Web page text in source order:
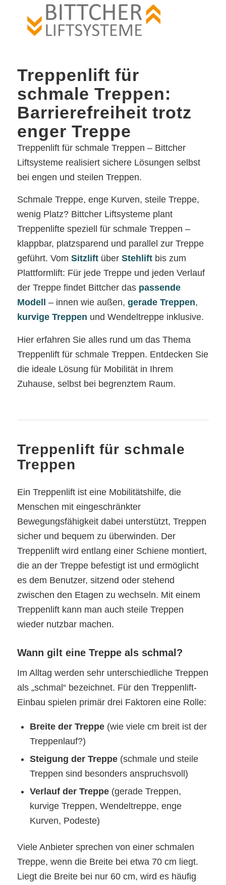
Treppenlift für
schmale Treppen:
Barrierefreiheit trotz
enger Treppe
Treppenlift für schmale Treppen – Bittcher
Liftsysteme realisiert sichere Lösungen selbst
bei engen und steilen Treppen.
Schmale Treppe, enge Kurven, steile Treppe,
wenig Platz? Bittcher Liftsysteme plant
Treppenlifte speziell für schmale Treppen –
klappbar, platzsparend und parallel zur Treppe
geführt. Vom Sitzliftüber Stehliftbis zum
Plattformlift: Für jede Treppe und jeden Verlauf
der Treppe findet Bittcher das passende
Modell
– innen wie außen, gerade Treppen,
kurvige Treppen und Wendeltreppe inklusive.
Hier erfahren Sie alles rund um das Thema
Treppenlift für schmale Treppen. Entdecken Sie
die ideale Lösung für Mobilität in Ihrem
Zuhause, selbst bei begrenztem Raum.
Treppenlift für schmale
Treppen
Ein Treppenlift ist eine Mobilitätshilfe, die
Menschen mit eingeschränkter
Bewegungsfähigkeit dabei unterstützt, Treppen
sicher und bequem zu überwinden. Der
Treppenlift wird entlang einer Schiene montiert,
die an der Treppe befestigt ist und ermöglicht
es dem Benutzer, sitzend oder stehend
zwischen den Etagen zu wechseln. Mit einem
Treppenlift kann man auch steile Treppen
wieder nutzbar machen.
Wann gilt eine Treppe als schmal?
Im Alltag werden sehr unterschiedliche Treppen
als „schmal“ bezeichnet. Für den Treppenlift-
Einbau spielen primär drei Faktoren eine Rolle:
Breite der Treppe(wie viele cm breit ist der
Treppenlauf?)
Steigung der Treppe(schmale und steile
Treppen sind besonders anspruchsvoll)
Verlauf der Treppe(gerade Treppen,
kurvige Treppen, Wendeltreppe, enge
Kurven, Podeste)
Viele Anbieter sprechen von einer schmalen
Treppe, wenn die Breite bei etwa 70 cm liegt.
Liegt die Breite bei nur 60 cm, wird es häufig